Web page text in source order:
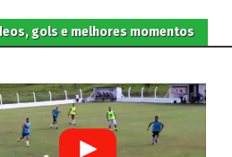
gols e melhores momentos